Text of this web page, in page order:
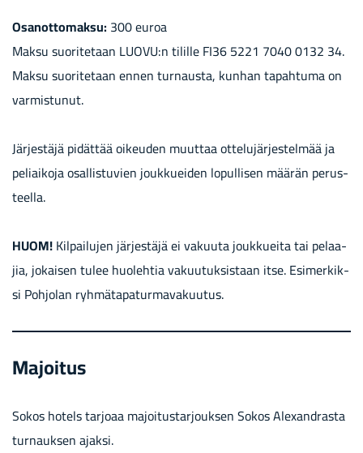
Osan­ot­to­mak­su: 300 euroa
Maksu suo­ri­te­taan LUOVU:n ti­lil­le FI36 5221 7040 0132 34.
Maksu suo­ri­te­taan ennen tur­naus­ta, kun­han ta­pah­tu­ma on
var­mis­tu­nut.
Jär­jes­tä­jä pi­dät­tää oi­keu­den muut­taa ot­te­lu­jär­jes­tel­mää ja
pe­liai­ko­ja osal­lis­tu­vien jouk­kuei­den lo­pul­li­sen mää­rän pe­rus­
teel­la.
HUOM!Kil­pai­lu­jen jär­jes­tä­jä ei va­kuu­ta jouk­kuei­ta tai pe­laa­
jia, jo­kai­sen tulee huo­leh­tia va­kuu­tuk­sis­taan itse. Esi­mer­kik­
si Poh­jo­lan ryh­mä­ta­pa­tur­ma­va­kuu­tus.
Ma­joi­tus
Sokos ho­tels tar­jo­aa ma­joi­tus­tar­jouk­sen Sokos Alexandrasta
tur­nauk­sen ajak­si.